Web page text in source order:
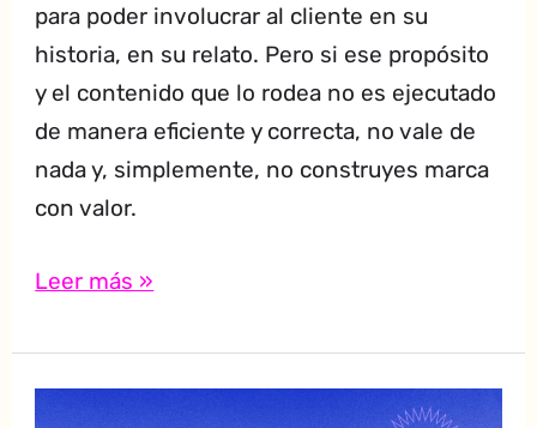
para poder involucrar al cliente en su
historia, en su relato. Pero si ese propósito
y el contenido que lo rodea no es ejecutado
de manera eficiente y correcta, no vale de
nada y, simplemente, no construyes marca
con valor.
Leer más »